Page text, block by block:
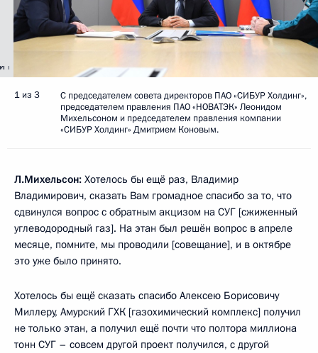
1 из 3
С председателем совета директоров ПАО «СИБУР Холдинг»,
председателем правления ПАО «НОВАТЭК» Леонидом
Михельсоном и председателем правления компании
«СИБУР Холдинг» Дмитрием Коновым.
Л.Михельсон: Хотелось бы ещё раз, Владимир
Владимирович, сказать Вам громадное спасибо за то, что
сдвинулся вопрос с обратным акцизом на СУГ [сжиженный
углеводородный газ]. На этан был решён вопрос в апреле
месяце, помните, мы проводили [совещание], и в октябре
это уже было принято.
Хотелось бы ещё сказать спасибо Алексею Борисовичу
Миллеру, Амурский ГХК [газохимический комплекс] получил
не только этан, а получил ещё почти что полтора миллиона
тонн СУГ – совсем другой проект получился, с другой